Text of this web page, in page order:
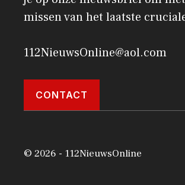
missen van het laatste
112NieuwsOnline@aol.com
CONTACT
© 2026 - 112NieuwsOnline